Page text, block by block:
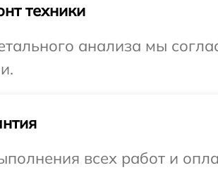
техники
анализа мы
всех работ и